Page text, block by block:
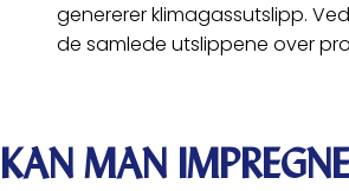
genererer klimagassutslipp.
de samlede utslippene over
KAN MAN